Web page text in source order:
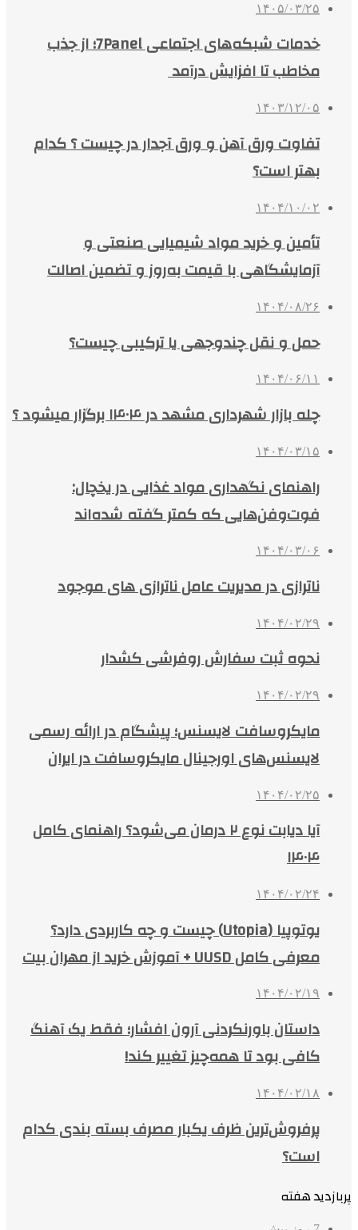
۱۴۰۵/۰۳/۲۵
خدمات شبکه‌های اجتماعی 7Panel؛ از جذب
مخاطب تا افزایش درآمد
۱۴۰۳/۱۲/۰۵
تفاوت ورق آهن و ورق آجدار در چیست ؟ کدام
بهتر است؟
۱۴۰۴/۱۰/۰۲
تأمین و خرید مواد شیمیایی صنعتی و
آزمایشگاهی با قیمت به‌روز و تضمین اصالت
۱۴۰۴/۰۸/۲۶
حمل و نقل چندوجهی یا ترکیبی چیست؟
۱۴۰۴/۰۶/۱۱
چله بازار شهرداری مشهد در ۱۴۰۴ برگزار میشود ؟
۱۴۰۴/۰۳/۱۵
راهنمای نگهداری مواد غذایی در یخچال:
فوت‌وفن‌هایی که کمتر گفته شده‌اند
۱۴۰۴/۰۳/۰۶
ناترازی در مدیریت عامل ناترازی های موجود
۱۴۰۴/۰۲/۲۹
نحوه ثبت سفارش روفرشی کشدار
۱۴۰۴/۰۲/۲۹
مایکروسافت لایسنس؛ پیشگام در ارائه رسمی
لایسنس‌های اورجینال مایکروسافت در ایران
۱۴۰۴/۰۲/۲۵
آیا دیابت نوع ۲ درمان می‌شود؟ راهنمای کامل
۱۴۰۴
۱۴۰۴/۰۲/۲۴
یوتوپیا (Utopia) چیست و چه کاربردی دارد؟
معرفی کامل UUSD + آموزش خرید از مهران بیت
۱۴۰۴/۰۲/۱۹
داستان باورنکردنی آرون افشار؛ فقط یک آهنگ
کافی بود تا همه‌چیز تغییر کند!
۱۴۰۴/۰۲/۱۸
پرفروش‌ترین ظرف یکبار مصرف بسته بندی کدام
است؟
پربازدید هفته